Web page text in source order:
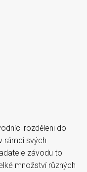
rozděleni do
rámci svých
závodu to
množství různých